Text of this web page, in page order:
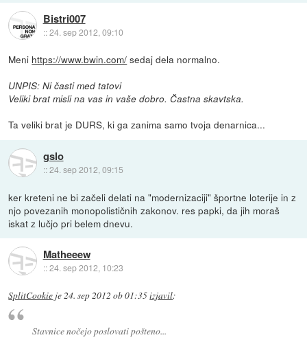
Bistri007
::24. sep 2012, 09:10
Meni https://www.bwin.com/ sedaj dela normalno.
UNPIS: Ni časti med tatovi
Veliki brat misli na vas in vaše dobro. Častna skavtska.
Ta veliki brat je DURS, ki ga zanima samo tvoja denarnica...
gslo
::24. sep 2012, 09:15
ker kreteni ne bi začeli delati na "modernizaciji" športne loterije in z
njo povezanih monopolističnih zakonov. res papki, da jih moraš
iskat z lučjo pri belem dnevu.
Matheeew
::24. sep 2012, 10:23
SplitCookie je 24. sep 2012 ob 01:35izjavil:
Stavnice nočejo poslovati pošteno...